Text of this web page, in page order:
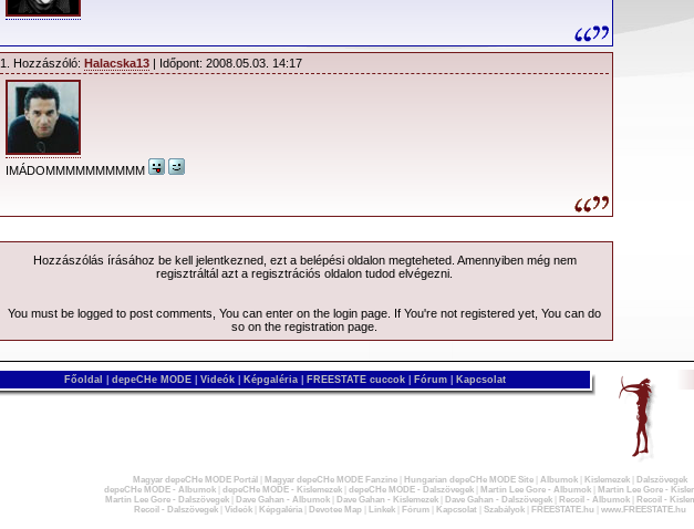
1. Hozzászóló: Halacska13 | Időpont: 2008.05.03. 14:17
IMÁDOMMMMMMMMMM
Hozzászólás írásához be kell jelentkezned, ezt a belépésioldalon megteheted. Amennyiben még nem
regisztráltál azt a regisztrációs oldalon tudod elvégezni.
You must be logged to post comments, You can enter on the login page . If You're not registered yet, You can do
so on the registration page
Főoldal depeCHe MODE Videók Képgaléria FREESTATE cuccok Fórum Kapcsolat
Magyar depeCHe MODE Portál Magyar depeCHe MODE Fanzine| Hungarian depeCHe MODE Site| Albumok| Kislemezek|
Dalszövegek
depeCHe MODE - Albumok| depeCHe MODE - Kislemezek| depeCHe MODE - Dalszövegek| Martin Lee Gore - Albumok|
Martin Lee Gore -
Martin Lee Gore - Dalszövegek| Dave Gahan - Albumok| Dave Gahan - Kislemezek| Dave Gahan - Dalszövegek| Recoil - Albumok|
Recoil -
Recoil - Dalszövegek| Videók| Képgaléria| Devotee Map| Linkek| Fórum| Kapcsolat| Szabályok| FREESTATE.hu www.FREESTATE.hu